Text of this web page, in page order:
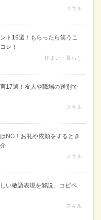
スキル
ト19選！もらったら笑うこ
レ！
住まい・暮らし
17選！友人や職場の送別で
スキル
NG！お礼や依頼をするとき
スキル
い敬語表現を解説。コピペ
スキル